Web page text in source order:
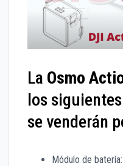
La Osmo
los
se venderán
Módulo de